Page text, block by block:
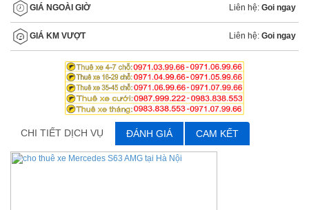
GIÁ NGOÀI GIỜ Liên hệ: Goi ngay
GIÁ KM VƯỢT Liên hệ: Goi ngay
CHI TIẾT DỊCH VỤ ĐÁNH GIÁ CAM KẾT